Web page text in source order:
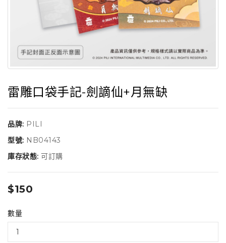
雷雕口袋手記-劍謫仙+月無缺
品牌: PILI
型號: NB04143
庫存狀態: 可訂購
$150
數量